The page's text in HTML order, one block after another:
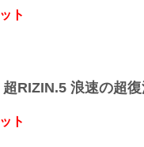
ト
超RIZIN.5 浪速の超復
ト